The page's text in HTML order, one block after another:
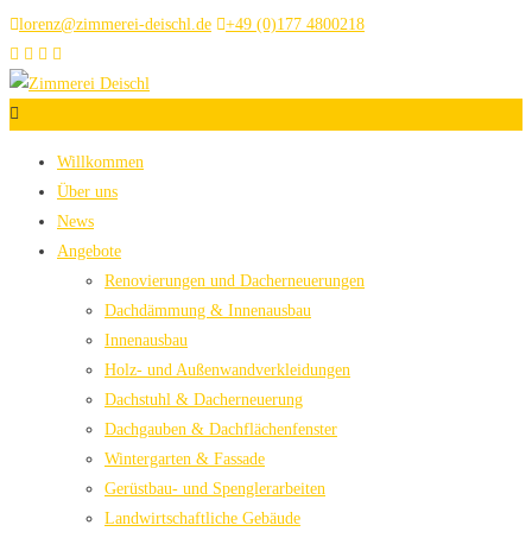
lorenz@zimmerei-deischl.de +49 (0)177 4800218
Willkommen
Über uns
News
Angebote
Renovierungen und Dacherneuerungen
Dachdämmung & Innenausbau
Innenausbau
Holz- und Außenwandverkleidungen
Dachstuhl & Dacherneuerung
Dachgauben & Dachflächenfenster
Wintergarten & Fassade
Gerüstbau- und Spenglerarbeiten
Landwirtschaftliche Gebäude